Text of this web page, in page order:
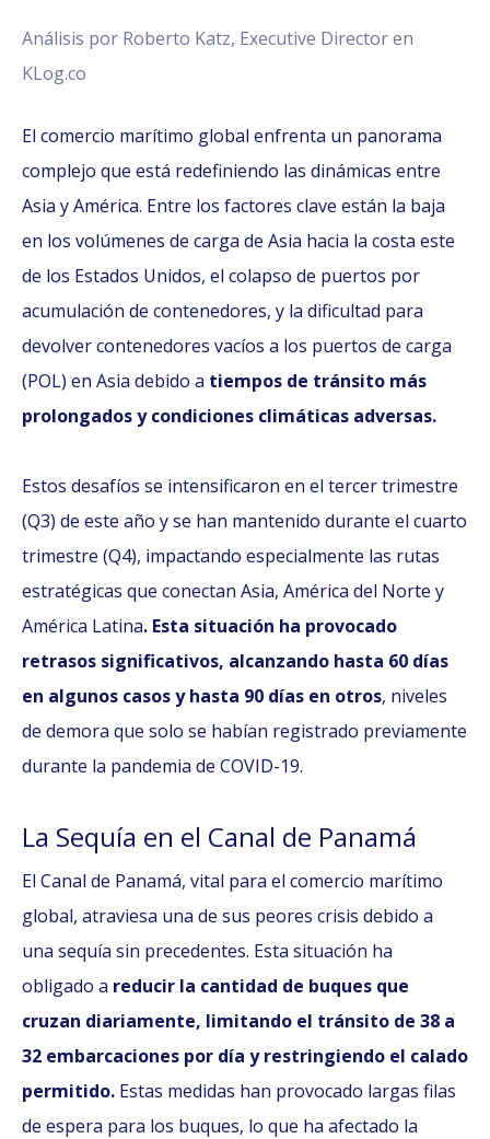
Análisis por Roberto Katz, Executive Director en
KLog.co
El comercio marítimo global enfrenta un panorama
complejo que está redefiniendo las dinámicas entre
Asia y América. Entre los factores clave están la baja
en los volúmenes de carga de Asia hacia la costa este
de los Estados Unidos, el colapso de puertos por
acumulación de contenedores, y la dificultad para
devolver contenedores vacíos a los puertos de carga
(POL) en Asia debido a tiempos de tránsito más
prolongados y condiciones climáticas adversas.
Estos desafíos se intensificaron en el tercer trimestre
(Q3) de este año y se han mantenido durante el cuarto
trimestre (Q4), impactando especialmente las rutas
estratégicas que conectan Asia, América del Norte y
América Latina. Esta situación ha provocado
retrasos significativos, alcanzando hasta 60 días
en algunos casos y hasta 90 días en otros, niveles
de demora que solo se habían registrado previamente
durante la pandemia de COVID-19.
La Sequía en el Canal de Panamá
El Canal de Panamá, vital para el comercio marítimo
global, atraviesa una de sus peores crisis debido a
una sequía sin precedentes. Esta situación ha
obligado a reducir la cantidad de buques que
cruzan diariamente, limitando el tránsito de 38 a
32 embarcaciones por día y restringiendo el calado
permitido. Estas medidas han provocado largas filas
de espera para los buques, lo que ha afectado la